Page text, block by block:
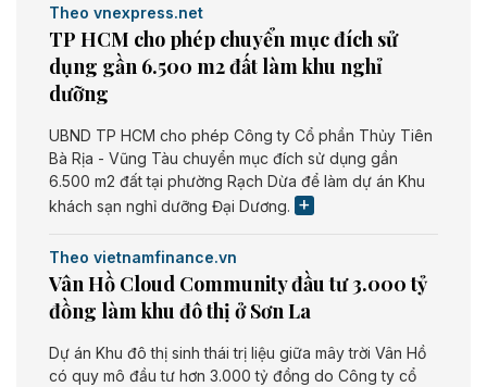
Theo vnexpress.net
TP HCM cho phép chuyển mục đích sử
dụng gần 6.500 m2 đất làm khu nghỉ
dưỡng
UBND TP HCM cho phép Công ty Cổ phần Thủy Tiên
Bà Rịa - Vũng Tàu chuyển mục đích sử dụng gần
6.500 m2 đất tại phường Rạch Dừa để làm dự án Khu
khách sạn nghỉ dưỡng Đại Dương.
Theo vietnamfinance.vn
Vân Hồ Cloud Community đầu tư 3.000 tỷ
đồng làm khu đô thị ở Sơn La
Dự án Khu đô thị sinh thái trị liệu giữa mây trời Vân Hồ
có quy mô đầu tư hơn 3.000 tỷ đồng do Công ty cổ